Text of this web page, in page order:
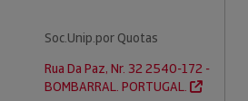
Soc.Unip.por Quotas
Rua Da Paz, Nr. 32 2540-172 -
BOMBARRAL. PORTUGAL.